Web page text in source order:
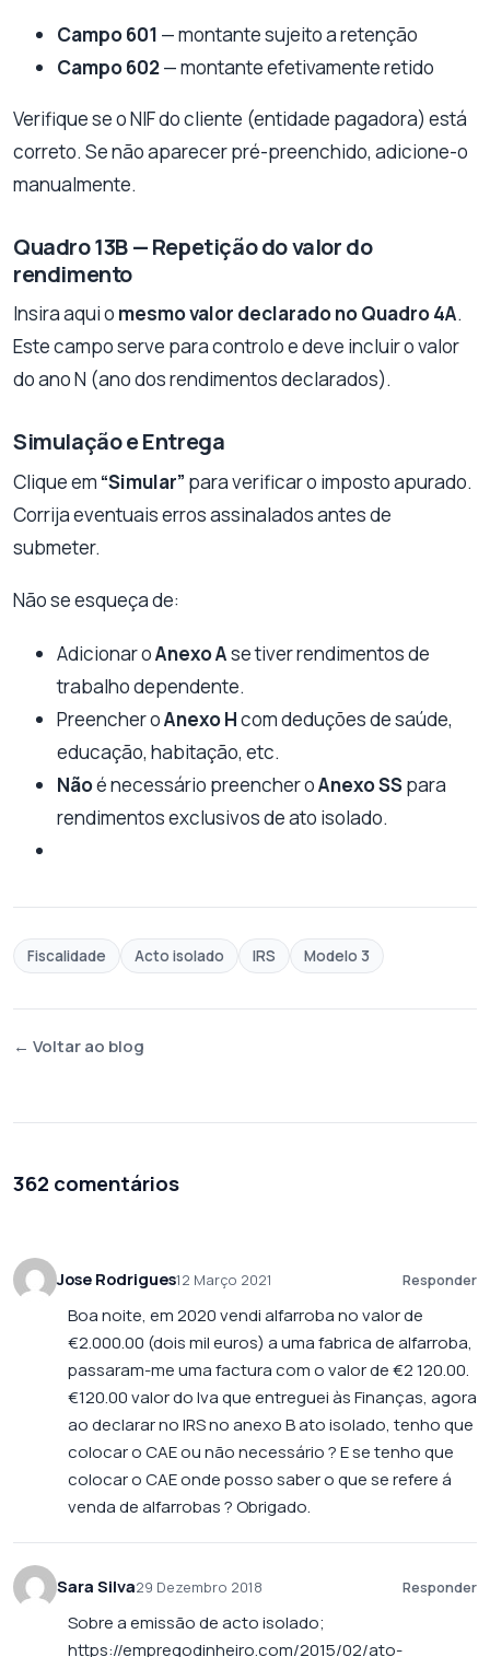
Campo 601 — montante sujeito a retenção
Campo 602— montante efetivamente retido
Verifique se o NIF do cliente (entidade pagadora) está
correto. Se não aparecer pré-preenchido, adicione-o
manualmente.
Quadro 13B — Repetição do valor do
rendimento
Insira aqui o mesmo valor declarado no Quadro 4A.
Este campo serve para controlo e deve incluir o valor
do ano N (ano dos rendimentos declarados).
Simulação e Entrega
Clique em “Simular” para verificar o imposto apurado.
Corrija eventuais erros assinalados antes de
submeter.
Não se esqueça de:
Adicionar oAnexo Ase tiver rendimentos de
trabalho dependente.
Preencher oAnexo Hcom deduções de saúde,
educação, habitação, etc.
Nãoé necessário preencher oAnexo SSpara
rendimentos exclusivos de ato isolado.
Fiscalidade Acto isolado IRS Modelo 3
← Voltar ao blog
362 comentários
Jose Rodrigues12 Março 2021 Responder
Boa noite, em 2020 vendi alfarroba no valor de
€2.000.00 (dois mil euros) a uma fabrica de alfarroba,
passaram-me uma factura com o valor de €2 120.00.
€120.00 valor do Iva que entreguei às Finanças, agora
ao declarar no IRS no anexo B ato isolado, tenho que
colocar o CAE ou não necessário ? E se tenho que
colocar o CAE onde posso saber o que se refere á
venda de alfarrobas ? Obrigado.
Sara Silva29 Dezembro 2018 Responder
Sobre a emissão de acto isolado;
https://empregodinheiro.com/2015/02/ato-